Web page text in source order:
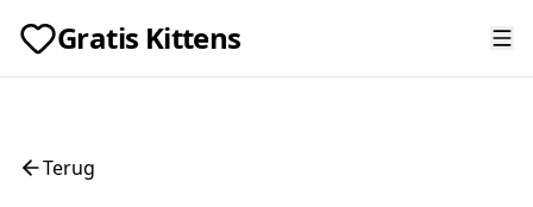
Gratis Kittens
Terug